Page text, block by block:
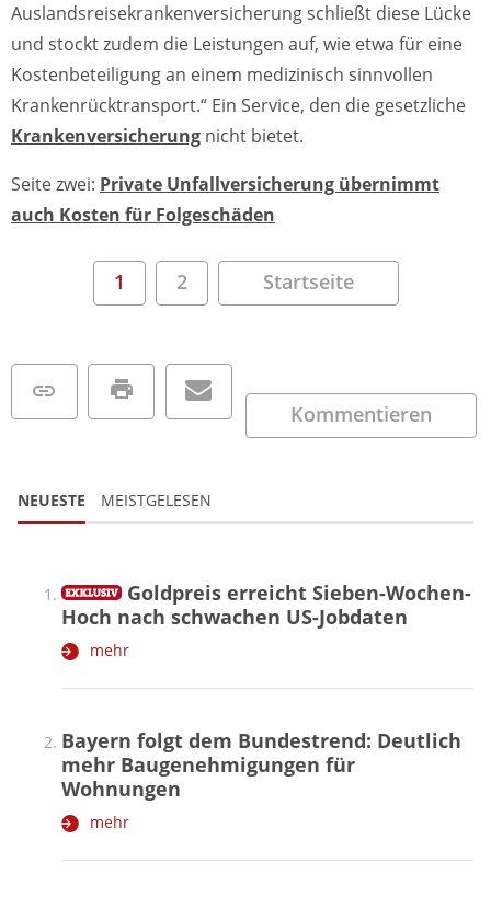
Auslandsreisekrankenversicherung schließt diese Lücke
und stockt zudem die Leistungen auf, wie etwa für eine
Kostenbeteiligung an einem medizinisch sinnvollen
Krankenrücktransport.“ Ein Service, den die gesetzliche
Krankenversicherung nicht bietet. ­
Seite zwei: Private Unfallversicherung übernimmt
auch Kosten für Folgeschäden
1 2 Startseite
Kommentieren
NEUESTE MEISTGELESEN
Goldpreis erreicht Sieben-Wochen-
Hoch nach schwachen US-Jobdaten
mehr
Bayern folgt dem Bundestrend: Deutlich
mehr Baugenehmigungen für
Wohnungen
mehr